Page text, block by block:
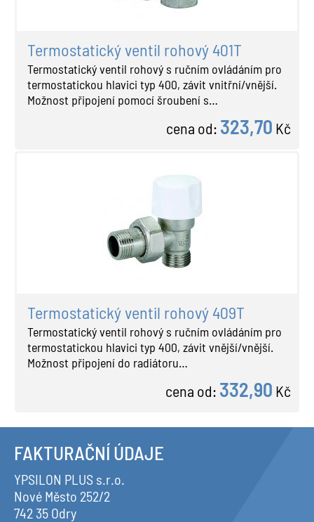
Termostatický ventil rohový 401T
Termostatický ventil rohový s ručním ovládáním pro
termostatickou hlavici typ 400, závit vnitřní/vnější.
Možnost připojení pomocí šroubení s…
cena od: 323,70 Kč
Termostatický ventil rohový 409T
Termostatický ventil rohový s ručním ovládáním pro
termostatickou hlavici typ 400, závit vnější/vnější.
Možnost připojení do radiátoru…
cena od: 332,90 Kč
FAKTURAČNÍ ÚDAJE
YPSILON PLUS s.r.o.
Nové Město 252/2
742 35 Odry